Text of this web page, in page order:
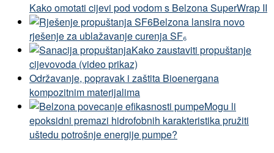
Kako omotati cijevi pod vodom s Belzona SuperWrap II
Belzona lansira novo
rješenje za ublažavanje curenja SF₆
Kako zaustaviti propuštanje
cijevovoda (video prikaz)
Održavanje, popravak i zaštita Bioenergana
kompozitnim materijalima
Mogu li
epoksidni premazi hidrofobnih karakteristika pružiti
uštedu potrošnje energije pumpe?